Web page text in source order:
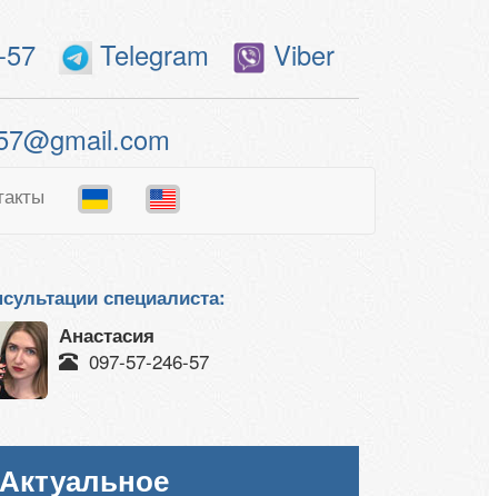
Telegram Viber
специалиста:
Анастасия
097-57-246-57
Актуальное